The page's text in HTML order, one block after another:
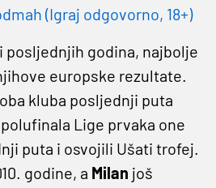
(Igraj odgovorno, 18+)
posljednjih godina, najbolje
europske rezultate.
kluba posljednji puta
Lige prvaka one
puta i osvojili Ušati trofej.
godine, a Milan još